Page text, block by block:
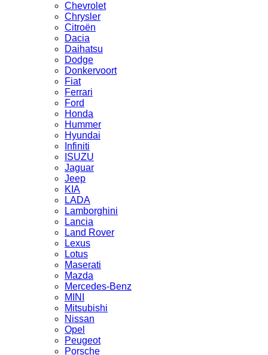
Chevrolet
Chrysler
Citroën
Dacia
Daihatsu
Dodge
Donkervoort
Fiat
Ferrari
Ford
Honda
Hummer
Hyundai
Infiniti
ISUZU
Jaguar
Jeep
KIA
LADA
Lamborghini
Lancia
Land Rover
Lexus
Lotus
Maserati
Mazda
Mercedes-Benz
MINI
Mitsubishi
Nissan
Opel
Peugeot
Porsche